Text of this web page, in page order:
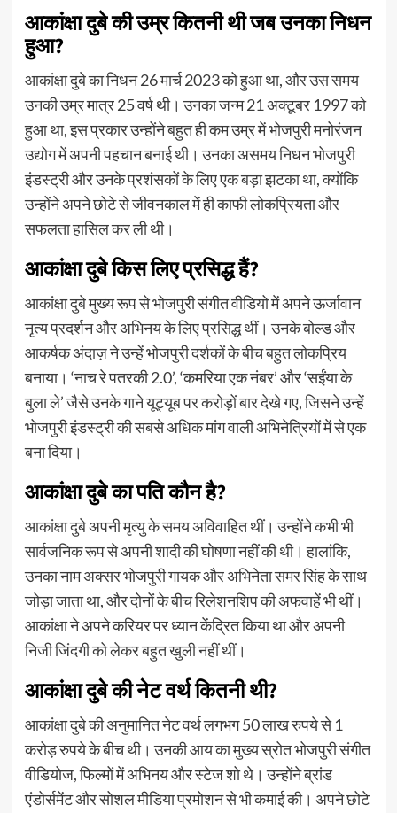
आकांक्षा दुबे की उम्र कितनी थी जब उनका निधन
हुआ?
आकांक्षा दुबे का निधन 26 मार्च 2023 को हुआ था, और उस समय
उनकी उम्र मात्र 25 वर्ष थी। उनका जन्म 21 अक्टूबर 1997 को
हुआ था, इस प्रकार उन्होंने बहुत ही कम उम्र में भोजपुरी मनोरंजन
उद्योग में अपनी पहचान बनाई थी। उनका असमय निधन भोजपुरी
इंडस्ट्री और उनके प्रशंसकों के लिए एक बड़ा झटका था, क्योंकि
उन्होंने अपने छोटे से जीवनकाल में ही काफी लोकप्रियता और
सफलता हासिल कर ली थी।
आकांक्षा दुबे किस लिए प्रसिद्ध हैं?
आकांक्षा दुबे मुख्य रूप से भोजपुरी संगीत वीडियो में अपने ऊर्जावान
नृत्य प्रदर्शन और अभिनय के लिए प्रसिद्ध थीं। उनके बोल्ड और
आकर्षक अंदाज़ ने उन्हें भोजपुरी दर्शकों के बीच बहुत लोकप्रिय
बनाया। ‘नाच रे पतरकी 2.0’, ‘कमरिया एक नंबर’ और ‘सईंया के
बुला ले’ जैसे उनके गाने यूट्यूब पर करोड़ों बार देखे गए, जिसने उन्हें
भोजपुरी इंडस्ट्री की सबसे अधिक मांग वाली अभिनेत्रियों में से एक
बना दिया।
आकांक्षा दुबे का पति कौन है?
आकांक्षा दुबे अपनी मृत्यु के समय अविवाहित थीं। उन्होंने कभी भी
सार्वजनिक रूप से अपनी शादी की घोषणा नहीं की थी। हालांकि,
उनका नाम अक्सर भोजपुरी गायक और अभिनेता समर सिंह के साथ
जोड़ा जाता था, और दोनों के बीच रिलेशनशिप की अफवाहें भी थीं।
आकांक्षा ने अपने करियर पर ध्यान केंद्रित किया था और अपनी
निजी जिंदगी को लेकर बहुत खुली नहीं थीं।
आकांक्षा दुबे की नेट वर्थ कितनी थी?
आकांक्षा दुबे की अनुमानित नेट वर्थ लगभग 50 लाख रुपये से 1
करोड़ रुपये के बीच थी। उनकी आय का मुख्य स्रोत भोजपुरी संगीत
वीडियोज, फिल्मों में अभिनय और स्टेज शो थे। उन्होंने ब्रांड
एंडोर्समेंट और सोशल मीडिया प्रमोशन से भी कमाई की। अपने छोटे